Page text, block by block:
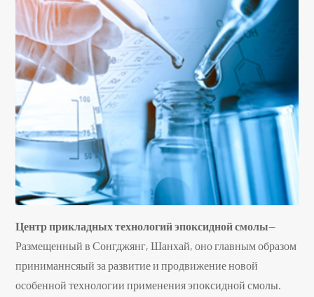
Центр прикладных технологий эпоксидной смолы--
Размещенный в Сонгджянг, Шанхай, оно главным образом
приниманнсяый за развитие и продвижение новой
особенной технологии применения эпоксидной смолы.